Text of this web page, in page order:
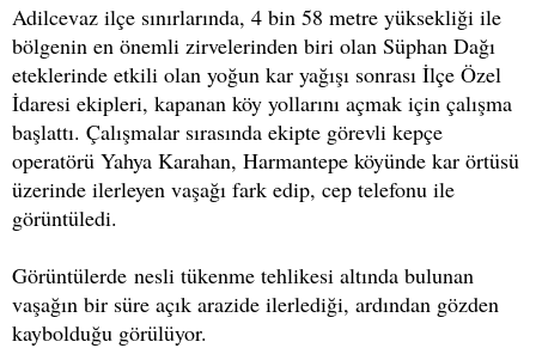
Adilcevaz ilçe sınırlarında, 4 bin 58 metre yüksekliği ile
bölgenin en önemli zirvelerinden biri olan Süphan Dağı
eteklerinde etkili olan yoğun kar yağışı sonrası İlçe Özel
İdaresi ekipleri, kapanan köy yollarını açmak için çalışma
başlattı. Çalışmalar sırasında ekipte görevli kepçe
operatörü Yahya Karahan, Harmantepe köyünde kar örtüsü
üzerinde ilerleyen vaşağı fark edip, cep telefonu ile
görüntüledi.
Görüntülerde nesli tükenme tehlikesi altında bulunan
vaşağın bir süre açık arazide ilerlediği, ardından gözden
kaybolduğu görülüyor.